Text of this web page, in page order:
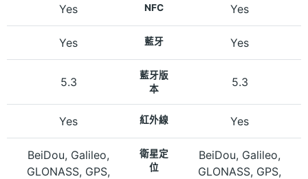
Yes NFC Yes
Yes 藍牙 Yes
5.3
藍牙版
本
5.3
Yes 紅外線 Yes
BeiDou, Galileo,
GLONASS, GPS,
衛星定
位
BeiDou, Galileo,
GLONASS, GPS,